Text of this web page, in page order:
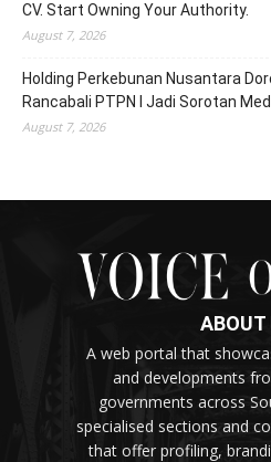
CV. Start Owning Your Authority.
August 7, 2026
Holding Perkebunan Nusantara
Rancabali PTPN I Jadi Sorotan
August 7, 2026
ABOUT
A web portal that
and developments
governments across
specialised sections and
that offer profiling,